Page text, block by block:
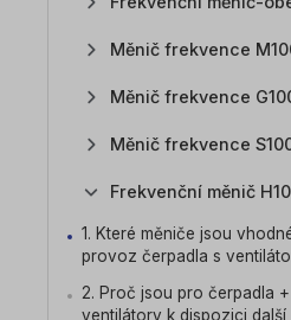
Měnič frekvence
Měnič frekvence
Měnič frekvence
Frekvenční měnič
1. Které měniče jsou
provoz čerpadla s
2. Proč jsou pro čerpadla +
ventilátory k dispozici další